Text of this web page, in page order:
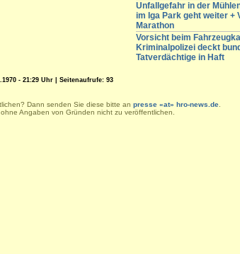
Unfallgefahr in der
im Iga Park geht weiter +
Marathon
Vorsicht beim
Kriminalpolizei deckt
Tatverdächtige in Haft
- 21:29 Uhr | Seitenaufrufe: 93
Dann senden Sie diese bitte an presse «at» hro-news.de
Angaben von Gründen nicht zu veröffentlichen.